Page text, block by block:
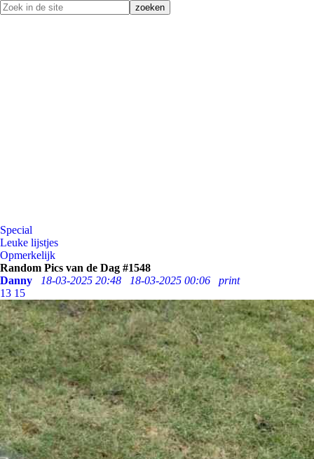
Special
Leuke lijstjes
Opmerkelijk
Random Pics van de Dag #1548
Danny
18-03-2025 20:48 18-03-2025 00:06
print
13 15